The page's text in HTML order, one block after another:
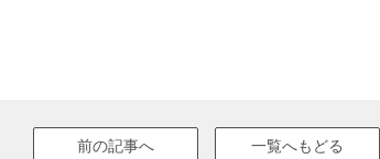
前の記事へ 一覧へもどる